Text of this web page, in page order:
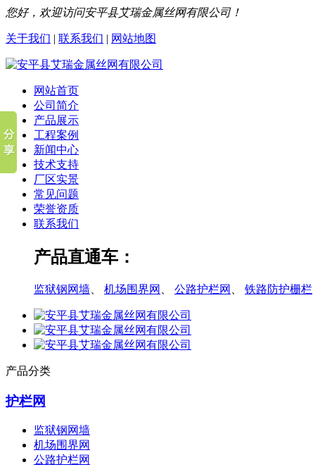
您好，欢迎访问安平县艾瑞金属丝网有限公司！
关于我们 | 联系我们 | 网站地图
网站首页
公司简介
产品展示
工程案例
新闻中心
技术支持
厂区实景
常见问题
荣誉资质
联系我们
产品直通车：
监狱钢网墙 机场围界网 公路护栏网 铁路防护栅栏
产品分类
护栏网
监狱钢网墙
机场围界网
公路护栏网